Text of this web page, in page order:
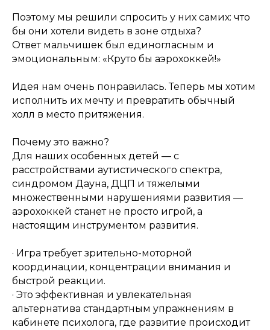
Поэтому мы решили спросить у них самих: что
бы они хотели видеть в зоне отдыха?
Ответ мальчишек был единогласным и
эмоциональным: «Круто бы аэрохоккей!»
Идея нам очень понравилась. Теперь мы хотим
исполнить их мечту и превратить обычный
холл в место притяжения.
Почему это важно?
Для наших особенных детей — с
расстройствами аутистического спектра,
синдромом Дауна, ДЦП и тяжелыми
множественными нарушениями развития —
аэрохоккей станет не просто игрой, а
настоящим инструментом развития.
· Игра требует зрительно-моторной
координации, концентрации внимания и
быстрой реакции.
· Это эффективная и увлекательная
альтернатива стандартным упражнениям в
кабинете психолога, где развитие происходит